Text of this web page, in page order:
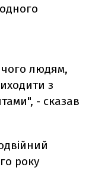
людям,
з
- сказав
року